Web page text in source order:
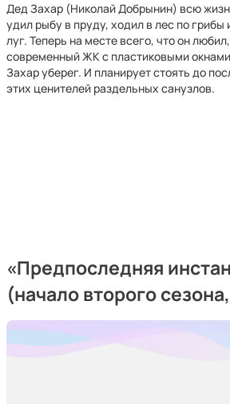
Дед Захар (Николай Добрынин) всю
удил рыбу в пруду, ходил в лес по грибы
луг. Теперь на месте всего, что он
современный ЖК с пластиковыми
Захар уберег. И планирует стоять до
этих ценителей раздельных санузлов.
«Предпоследняя
(начало второго